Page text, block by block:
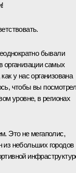
бывали
организации самых
у нас организована
чтобы вы
уровне, в регионах
Это не мегаполис,
из небольших городов